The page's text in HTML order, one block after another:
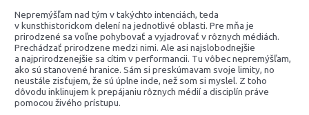
Nepremýšľam nad tým v takýchto intenciách, teda
v kunsthistorickom delení na jednotlivé oblasti. Pre mňa je
prirodzené sa voľne pohybovať a vyjadrovať v rôznych médiách.
Prechádzať prirodzene medzi nimi. Ale asi najslobodnejšie
a najprirodzenejšie sa cítim v performancii. Tu vôbec nepremýšľam,
ako sú stanovené hranice. Sám si preskúmavam svoje limity, no
neustále zisťujem, že sú úplne inde, než som si myslel. Z toho
dôvodu inklinujem k prepájaniu rôznych médií a disciplín práve
pomocou živého prístupu.